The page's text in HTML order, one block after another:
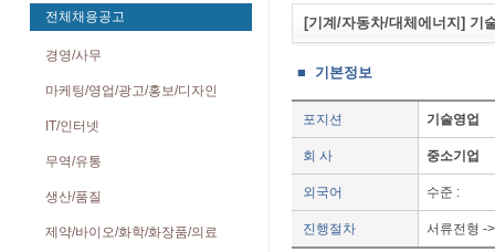
전체채용공고
경영/사무
마케팅/영업/광고/홍보/디자인
IT/인터넷
무역/유통
생산/품질
제약/바이오/화학/화장품/의료
[기계/자동차/대체에너지] 기
■ 기본정보
포지션 기술영업
회 사 중소기업
외국어 수준 :
진행절차 서류전형 -